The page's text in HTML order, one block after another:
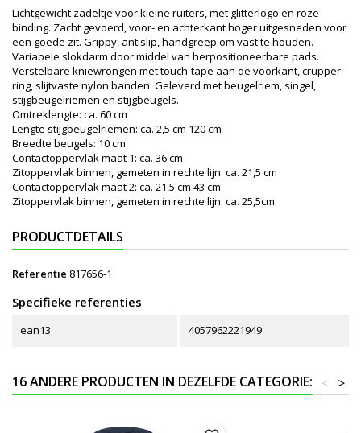
Lichtgewicht zadeltje voor kleine ruiters, met glitterlogo en roze
binding. Zacht gevoerd, voor- en achterkant hoger uitgesneden voor
een goede zit. Grippy, antislip, handgreep om vast te houden.
Variabele slokdarm door middel van herpositioneerbare pads.
Verstelbare kniewrongen met touch-tape aan de voorkant, crupper-
ring, slijtvaste nylon banden. Geleverd met beugelriem, singel,
stijgbeugelriemen en stijgbeugels.
Omtreklengte: ca. 60 cm
Lengte stijgbeugelriemen: ca. 2,5 cm 120 cm
Breedte beugels: 10 cm
Contactoppervlak maat 1: ca. 36 cm
Zitoppervlak binnen, gemeten in rechte lijn: ca. 21,5 cm
Contactoppervlak maat 2: ca. 21,5 cm 43 cm
Zitoppervlak binnen, gemeten in rechte lijn: ca. 25,5cm
PRODUCTDETAILS
Referentie 817656-1
Specifieke referenties
ean13 4057962221949
16 ANDERE PRODUCTEN IN DEZELFDE CATEGORIE: >
<